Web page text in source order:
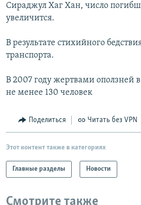
Сираджул Хаг Хан, число
увеличится.
В результате стихийного
транспорта.
В 2007 году жертвами оползней
не менее 130 человек
Поделиться Читать без VPN
Этот контент также в категориях
Главные разделы Новости
Смотрите также